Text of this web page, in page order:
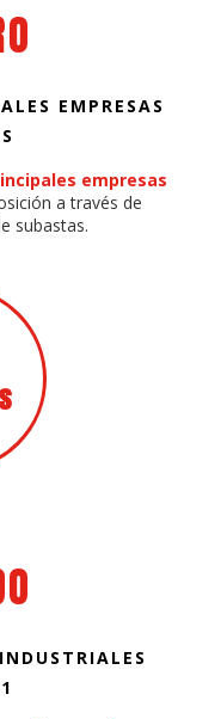
EMPRESAS
empresas
a través de
subastas.